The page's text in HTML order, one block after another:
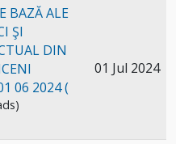
BAZĂ ALE
ŞI
DIN
06 2024(
01 Jul 2024